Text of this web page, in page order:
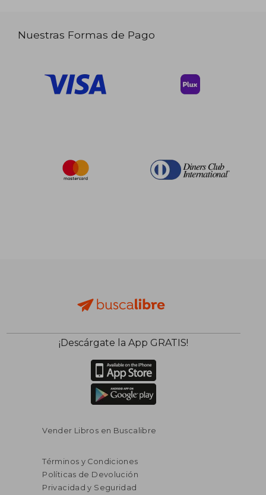
Nuestras Formas de Pago
¡Descárgate la App GRATIS!
Vender Libros en Buscalibre
Términos y Condiciones
Políticas de Devolución
Privacidad y Seguridad